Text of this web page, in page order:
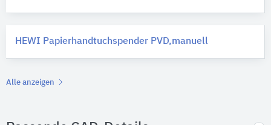
HEWI Papierhandtuchspender PVD,manuell
Alle anzeigen